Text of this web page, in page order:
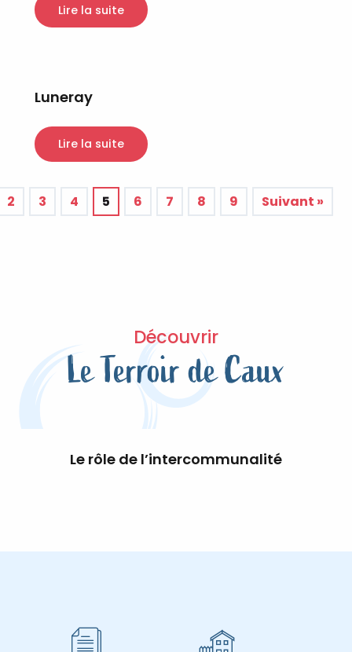
Lire la suite
Luneray
Lire la suite
2 3 4 5 6 7 8 9 Suivant »
Découvrir
Le Terroir de Caux
Le rôle de l’intercommunalité